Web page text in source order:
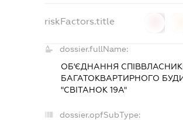
riskFactors.title
dossier.fullName:
ОБ'ЄДНАННЯ
БАГАТОКВАРТИРНОГО
"СВІТАНОК 19А"
dossier.opfSubType: